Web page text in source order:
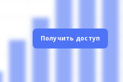
Получить доступ